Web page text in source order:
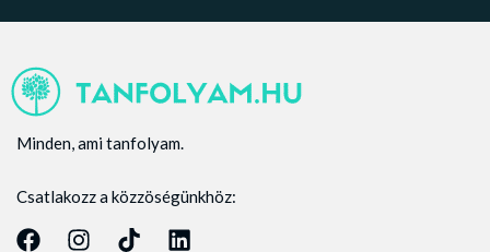
Minden, ami tanfolyam.
Csatlakozz a közzöségünkhöz: